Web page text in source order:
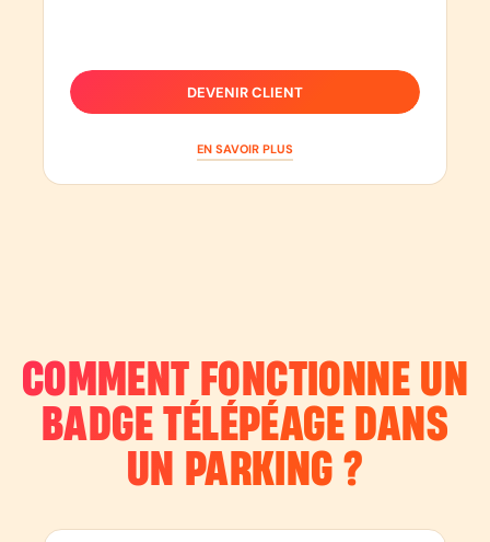
DEVENIR CLIENT
EN SAVOIR PLUS
COMMENT FONCTIONNE UN
BADGE TÉLÉPÉAGE DANS
UN PARKING ?